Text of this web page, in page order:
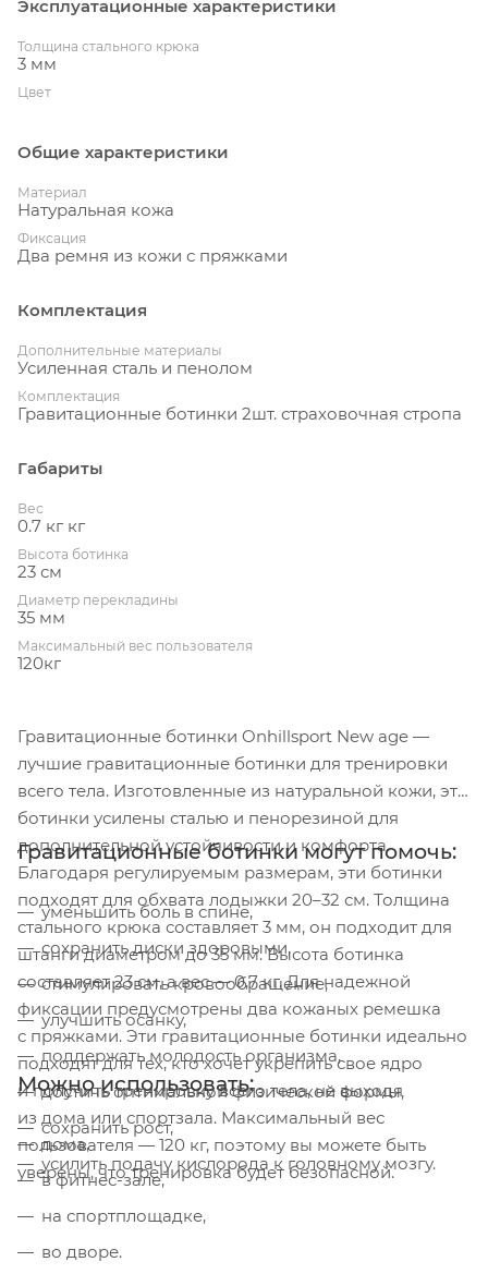
Эксплуатационные характеристики
Толщина стального крюка
3 мм
Цвет
Общие характеристики
Материал
Натуральная кожа
Фиксация
Два ремня из кожи с пряжками
Комплектация
Дополнительные материалы
Усиленная сталь и пенолом
Комплектация
Гравитационные ботинки 2шт. страховочная стропа
Габариты
Вес
0.7 кг кг
Высота ботинка
23 см
Диаметр перекладины
35 мм
Максимальный вес пользователя
120кг
Гравитационные ботинки Onhillsport New age —
лучшие гравитационные ботинки для тренировки
всего тела. Изготовленные из натуральной кожи, эти
ботинки усилены сталью и пенорезиной для
дополнительной устойчивости и комфорта.
Благодаря регулируемым размерам, эти ботинки
подходят для обхвата лодыжки 20–32 см. Толщина
стального крюка составляет 3 мм, он подходит для
штанги диаметром до 35 мм. Высота ботинка
составляет 23 см, а вес — 0,7 кг. Для надежной
фиксации предусмотрены два кожаных ремешка
с пряжками. Эти гравитационные ботинки идеально
подходят для тех, кто хочет укрепить свое ядро
и получить тренировку всего тела, не выходя
из дома или спортзала. Максимальный вес
пользователя — 120 кг, поэтому вы можете быть
уверены, что тренировка будет безопасной.
Гравитационные ботинки могут помочь:
уменьшить боль в спине,
сохранить диски здоровыми,
стимулировать кровообращение,
улучшить осанку,
поддержать молодость организма,
достичь оптимальной физической формы,
сохранить рост,
усилить подачу кислорода к головному мозгу.
Можно использовать:
дома,
в фитнес-зале,
на спортплощадке,
во дворе.